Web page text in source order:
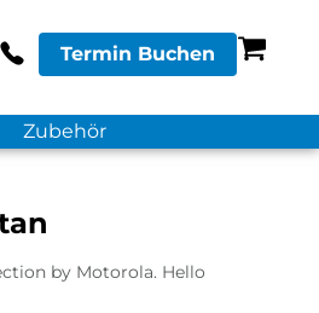
Termin Buchen
Zubehör
by Motorola. Hello